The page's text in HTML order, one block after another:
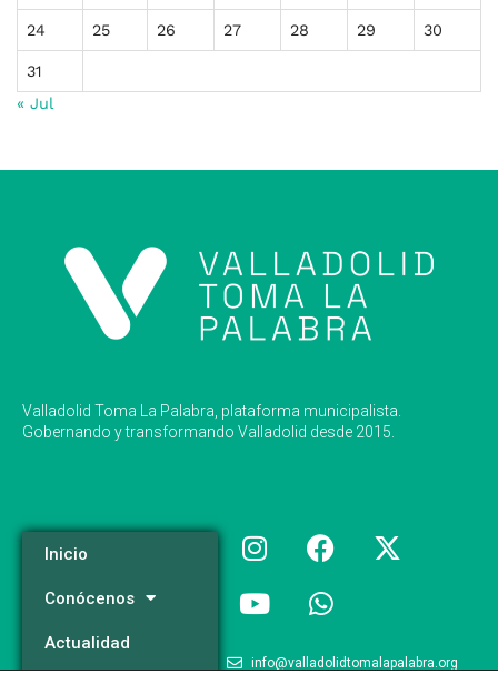
24 25 26 27 28 29 30
31
« Jul
Valladolid Toma La Palabra, plataforma municipalista.
Gobernando y transformando Valladolid desde 2015.
Inicio
Conócenos
Actualidad
info@valladolidtomalapalabra.org